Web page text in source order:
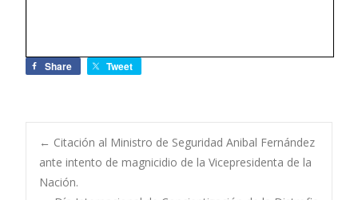
Share Tweet
Navegación de
← Citación al Ministro de Seguridad Anibal Fernández
ante intento de magnicidio de la Vicepresidenta de la
Nación.